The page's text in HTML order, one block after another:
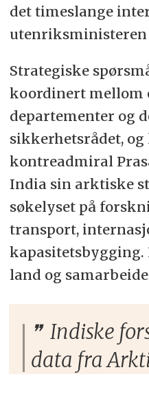
det timeslange
utenriksministeren
Strategiske
koordinert mellom
departementer og
sikkerhetsrådet, og
kontreadmiral
India sin arktiske
søkelyset på
transport,
kapasitetsbygging.
land og
Indiske
data fra